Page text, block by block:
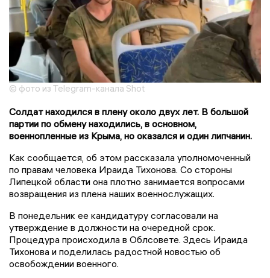
© фото из Telegram-канала Shot
Солдат находился в плену около двух лет. В большой
партии по обмену находились, в основном,
военнопленные из Крыма, но оказался и один липчанин.
Как сообщается, об этом рассказала уполномоченный
по правам человека Ираида Тихонова. Со стороны
Липецкой области она плотно занимается вопросами
возвращения из плена наших военнослужащих.
В понедельник ее кандидатуру согласовали на
утверждение в должности на очередной срок.
Процедура происходила в Облсовете. Здесь Ираида
Тихонова и поделилась радостной новостью об
освобождении военного.